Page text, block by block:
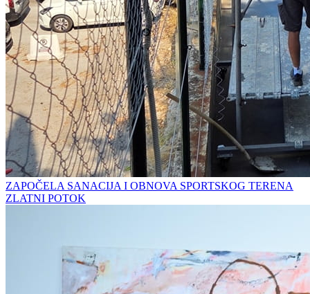
ZAPOČELA SANACIJA I OBNOVA SPORTSKOG TERENA
ZLATNI POTOK